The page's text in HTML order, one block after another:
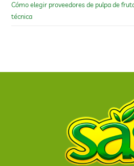
Cómo elegir proveedores de pulpa de
técnica